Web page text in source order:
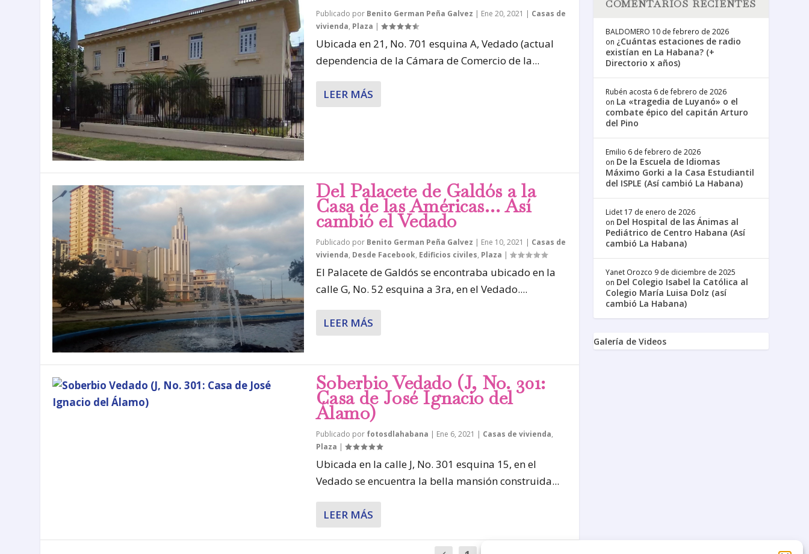
Publicado por Benito German Peña Galvez | Ene 20, 2021 | Casas de
vivienda, Plaza |
Ubicada en 21, No. 701 esquina A, Vedado (actual
dependencia de la Cámara de Comercio de la...
LEER MÁS
Del Palacete de Galdós a la
Casa de las Américas… Así
cambió el Vedado
Publicado por Benito German Peña Galvez | Ene 10, 2021 | Casas de
vivienda, Desde Facebook, Edificios civiles, Plaza |
El Palacete de Galdós se encontraba ubicado en la
calle G, No. 52 esquina a 3ra, en el Vedado....
LEER MÁS
Soberbio Vedado (J, No. 301:
Casa de José Ignacio del
Álamo)
Publicado por fotosdlahabana | Ene 6, 2021 | Casas de vivienda,
Plaza |
Ubicada en la calle J, No. 301 esquina 15, en el
Vedado se encuentra la bella mansión construida...
LEER MÁS
COMENTARIOS RECIENTES
BALDOMERO 10 de febrero de 2026
on ¿Cuántas estaciones de radio
existían en La Habana? (+
Directorio x años)
Rubén acosta 6 de febrero de 2026
on La «tragedia de Luyanó» o el
combate épico del capitán Arturo
del Pino
Emilio 6 de febrero de 2026
on De la Escuela de Idiomas
Máximo Gorki a la Casa Estudiantil
del ISPLE (Así cambió La Habana)
Lidet 17 de enero de 2026
on Del Hospital de las Ánimas al
Pediátrico de Centro Habana (Así
cambió La Habana)
Yanet Orozco 9 de diciembre de 2025
on Del Colegio Isabel la Católica al
Colegio María Luisa Dolz (así
cambió La Habana)
Galería de Videos